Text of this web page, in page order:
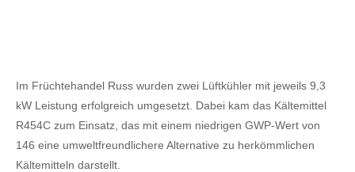
Im Früchtehandel Russ wurden zwei Lüftkühler mit jeweils 9,3
kW Leistung erfolgreich umgesetzt. Dabei kam das Kältemittel
R454C zum Einsatz, das mit einem niedrigen GWP-Wert von
146 eine umweltfreundlichere Alternative zu herkömmlichen
Kältemitteln darstellt.